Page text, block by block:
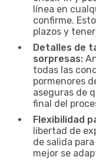
línea en
confirme.
plazos y
Detalles de
sorpresas:
todas las
pormenores
aseguras de
final del
Flexibilidad
libertad de
de salida
mejor se